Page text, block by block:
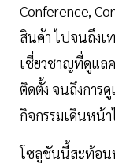
Conference,
สินค้า ไปจนถึงเ
เชี่ยวชาญที่ดูแลค
ติดตั้ง จนถึงการ
กิจกรรมเดินหน้า
โซลูชันนี้สะท้อน